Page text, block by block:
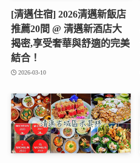
[清邁住宿] 2026清邁新飯店
推薦20間 @ 清邁新酒店大
揭密,享受奢華與舒適的完美
結合！
2026-03-10